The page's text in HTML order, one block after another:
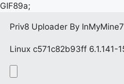
GIF89a;
Priv8 Uploader By InMyMine7